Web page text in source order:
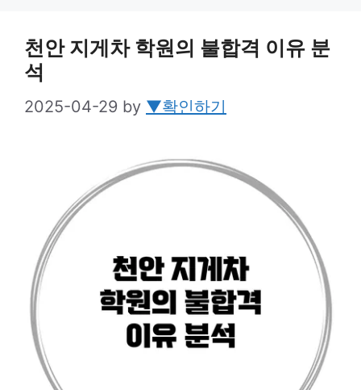
천안 지게차 학원의 불합격 이유 분
석
2025-04-29 by ▼확인하기